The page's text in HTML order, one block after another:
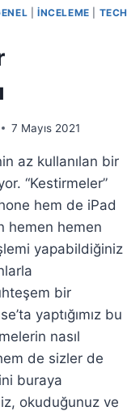
|İNCELEME
TECH
7 Mayıs 2021
az kullanılan bir
“Kestirmeler”
hem de iPad
hemen hemen
yapabildiğiniz
bir
yaptığımız bu
nasıl
hem de sizler de
buraya
okuduğunuz ve